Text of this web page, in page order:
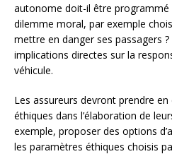
autonome doit-il être programmé
dilemme moral, par exemple
mettre en danger ses passagers
implications directes sur la
véhicule.
Les assureurs devront prendre
éthiques dans l’élaboration de
exemple, proposer des options
les paramètres éthiques choisis